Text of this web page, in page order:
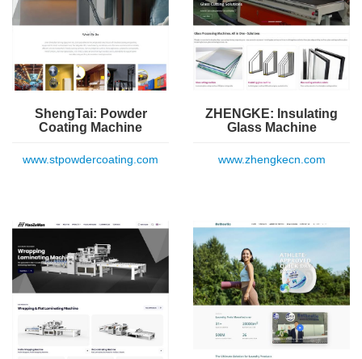
ShengTai: Powder
Coating Machine
www.stpowdercoating.com
ZHENGKE: Insulating
Glass Machine
www.zhengkecn.com